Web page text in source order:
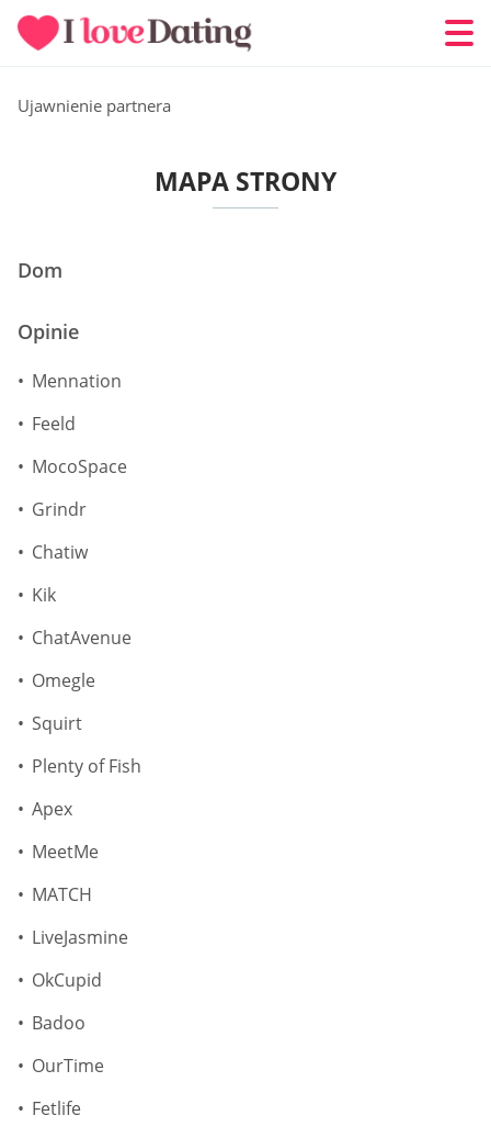
Ujawnienie partnera
MAPA STRONY
Dom
Opinie
Mennation
Feeld
MocoSpace
Grindr
Chatiw
Kik
ChatAvenue
Omegle
Squirt
Plenty of Fish
Apex
MeetMe
MATCH
LiveJasmine
OkCupid
Badoo
OurTime
Fetlife